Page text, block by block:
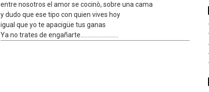
entre nosotros el amor se cocinò, sobre una cama
y dudo que ese tipo con quien vives hoy
igual que yo te apacigüe tus ganas
Ya no trates de engañarte..........................